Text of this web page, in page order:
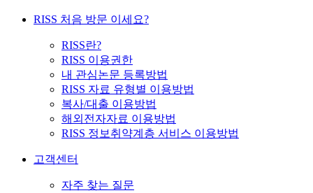
RISS 처음 방문 이세요?
RISS란?
RISS 이용권한
내 관심논문 등록방법
RISS 자료 유형별 이용방법
복사/대출 이용방법
해외전자자료 이용방법
RISS 정보취약계층 서비스 이용방법
고객센터
자주 찾는 질문